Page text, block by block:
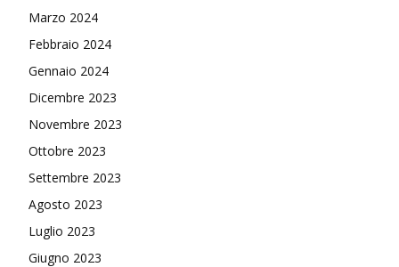
Marzo 2024
Febbraio 2024
Gennaio 2024
Dicembre 2023
Novembre 2023
Ottobre 2023
Settembre 2023
Agosto 2023
Luglio 2023
Giugno 2023